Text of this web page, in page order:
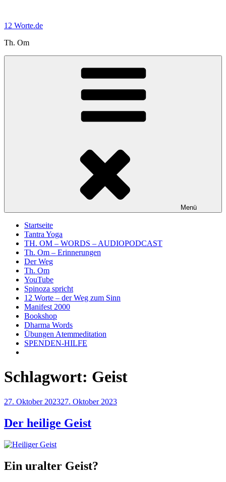
springen
12 Worte.de
Th. Om
Menü
Startseite
Tantra Yoga
TH. OM – WORDS – AUDIOPODCAST
Th. Om – Erinnerungen
Der Weg
Th. Om
YouTube
Spinoza spricht
12 Worte – der Weg zum Sinn
Manifest 2000
Bookshop
Dharma Words
Übungen Atemmeditation
SPENDEN-HILFE
Schlagwort: Geist
Veröffentlicht
27. Oktober 202327. Oktober 2023
Der heilige Geist
Ein uralter Geist?